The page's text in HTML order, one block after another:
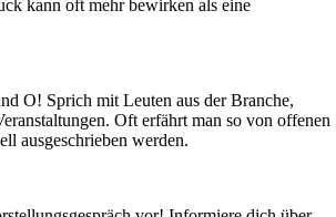
kann oft mehr bewirken als eine
O! Sprich mit Leuten aus der Branche,
Oft erfährt man so von offenen
ausgeschrieben werden.